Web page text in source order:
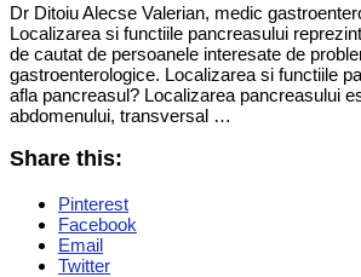
Dr Ditoiu Alecse Valerian, medic
Localizarea si functiile pancreasului
de cautat de persoanele interesate de
gastroenterologice. Localizarea si functiile
afla pancreasul? Localizarea pancreasului
abdomenului, transversal …
Share this:
Pinterest
Facebook
Email
Twitter